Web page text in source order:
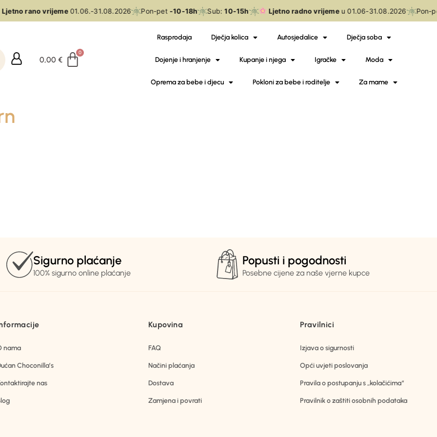
rano vrijeme01.06.-31.08.2026 Pon-pet-10-18h Sub: 10-15h Ljetno radno vrijemeu 01.06-31.08.2026 Pon-
0,00€
Rasprodaja Dječja kolica Autosjedalice Dječja soba
Dojenje i hranjenje Kupanje i njega Igračke Moda
Oprema za bebe i djecu Pokloni za bebe i roditelje Za mame
Sigurno plaćanje
100% sigurno online plaćanje
Popusti i pogodnosti
Posebne cijene za naše vjerne kupce
nama
Choconilla’s
nas
Kupovina
FAQ
Načini plaćanja
Dostava
Zamjena i povrati
Pravilnici
Izjava o sigurnosti
Opći uvjeti poslovanja
Pravila o postupanju s „kolačićima“
Pravilnik o zaštiti osobnih podataka